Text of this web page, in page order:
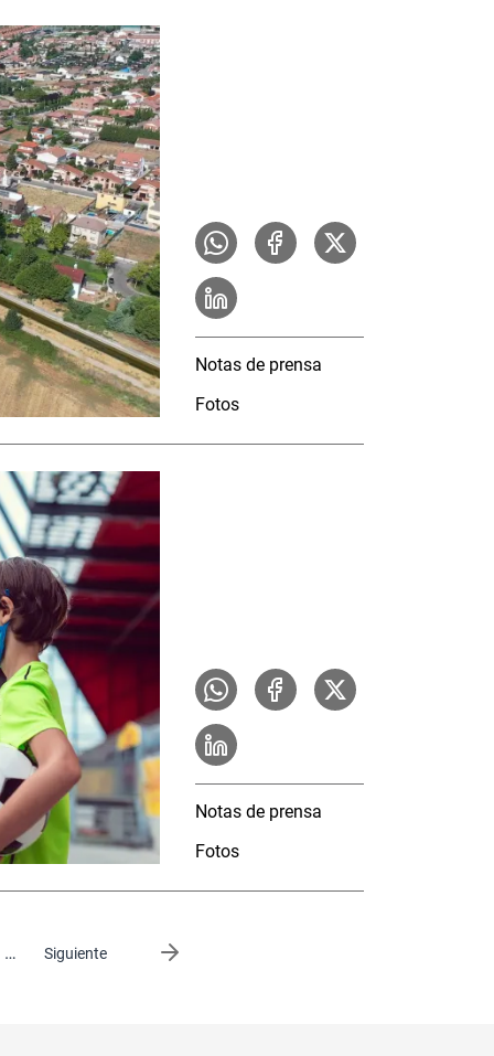
Notas de prensa
Fotos
Notas de prensa
Fotos
… Siguiente
página